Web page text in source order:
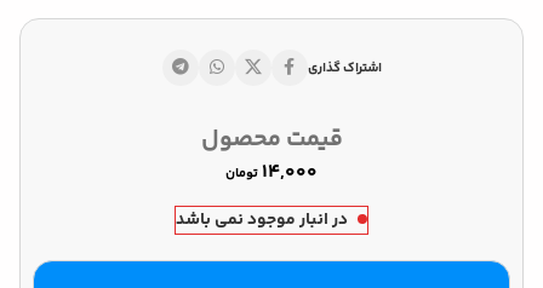
اشتراک گذاری
قیمت محصول
تومان
در انبار موجود نمی باشد